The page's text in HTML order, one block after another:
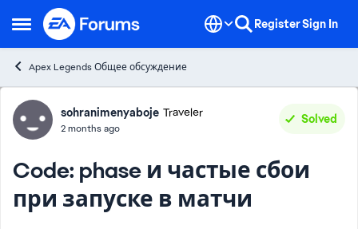
Open Side Menu
Skip to content RegisterSign In
Apex Legends Общее обсуждение
Forum Discussion
sohranimenyaboje Traveler
2 months ago
Solved
Code: phase и частые сбои
при запуске в матчи